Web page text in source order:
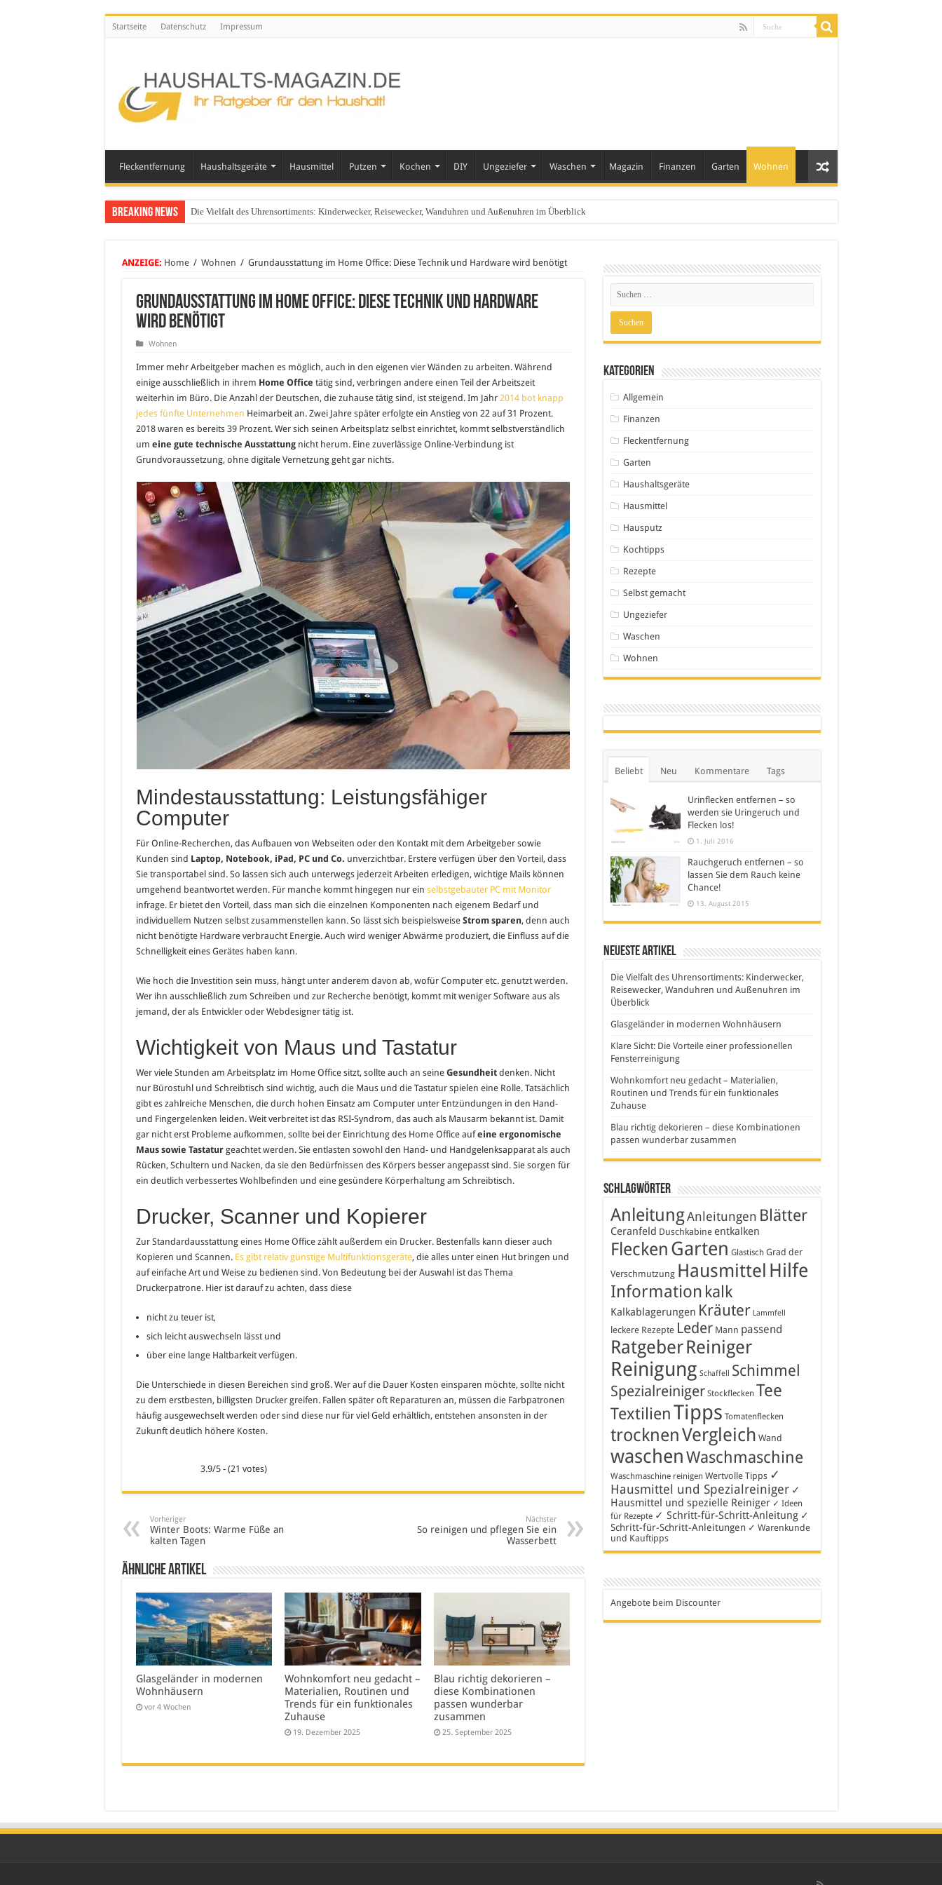
Startseite Datenschutz Impressum
Fleckentfernung Haushaltsgeräte Hausmittel Putzen Kochen DIY Ungeziefer Waschen Magazin Finanzen Garten Wohnen
Breaking News Die Vielfalt des Uhrensortiments: Kinderwecker, Reisewecker, Wanduhren und Außenuhren im Überblick
ANZEIGE: Home / Wohnen / Grundausstattung im Home Office: Diese Technik und Hardware wird benötigt
Grundausstattung im Home Office: Diese Technik und Hardware
wird benötigt
Wohnen
Immer mehr Arbeitgeber machen es möglich, auch in den eigenen vier Wänden zu arbeiten. Während
einige ausschließlich in ihrem Home Office tätig sind, verbringen andere einen Teil der Arbeitszeit
weiterhin im Büro. Die Anzahl der Deutschen, die zuhause tätig sind, ist steigend. Im Jahr 2014 bot knapp
jedes fünfte Unternehmen Heimarbeit an. Zwei Jahre später erfolgte ein Anstieg von 22 auf 31 Prozent.
2018 waren es bereits 39 Prozent. Wer sich seinen Arbeitsplatz selbst einrichtet, kommt selbstverständlich
um eine gute technische Ausstattungnicht herum. Eine zuverlässige Online-Verbindung ist
Grundvoraussetzung, ohne digitale Vernetzung geht gar nichts.
Mindestausstattung: Leistungsfähiger
Computer
Für Online-Recherchen, das Aufbauen von Webseiten oder den Kontakt mit dem Arbeitgeber sowie
Kunden sind Laptop, Notebook, iPad, PC und Co. unverzichtbar. Erstere verfügen über den Vorteil, dass
Sie transportabel sind. So lassen sich auch unterwegs jederzeit Arbeiten erledigen, wichtige Mails können
umgehend beantwortet werden. Für manche kommt hingegen nur ein selbstgebauter PC mit Monitor
infrage. Er bietet den Vorteil, dass man sich die einzelnen Komponenten nach eigenem Bedarf und
individuellem Nutzen selbst zusammenstellen kann. So lässt sich beispielsweise Strom sparen, denn auch
nicht benötigte Hardware verbraucht Energie. Auch wird weniger Abwärme produziert, die Einfluss auf die
Schnelligkeit eines Gerätes haben kann.
Wie hoch die Investition sein muss, hängt unter anderem davon ab, wofür Computer etc. genutzt werden.
Wer ihn ausschließlich zum Schreiben und zur Recherche benötigt, kommt mit weniger Software aus als
jemand, der als Entwickler oder Webdesigner tätig ist.
Wichtigkeit von Maus und Tastatur
Wer viele Stunden am Arbeitsplatz im Home Office sitzt, sollte auch an seine Gesundheitdenken. Nicht
nur Bürostuhl und Schreibtisch sind wichtig, auch die Maus und die Tastatur spielen eine Rolle. Tatsächlich
gibt es zahlreiche Menschen, die durch hohen Einsatz am Computer unter Entzündungen in den Hand-
und Fingergelenken leiden. Weit verbreitet ist das RSI-Syndrom, das auch als Mausarm bekannt ist. Damit
gar nicht erst Probleme aufkommen, sollte bei der Einrichtung des Home Office aufeine ergonomische
Maus sowie Tastaturgeachtet werden. Sie entlasten sowohl den Hand- und Handgelenksapparat als auch
Rücken, Schultern und Nacken, da sie den Bedürfnissen des Körpers besser angepasst sind. Sie sorgen für
ein deutlich verbessertes Wohlbefinden und eine gesündere Körperhaltung am Schreibtisch.
Drucker, Scanner und Kopierer
Zur Standardausstattung eines Home Office zählt außerdem ein Drucker. Bestenfalls kann dieser auch
Kopieren und Scannen. Es gibt relativ günstige Multifunktionsgeräte, die alles unter einen Hut bringen und
auf einfache Art und Weise zu bedienen sind. Von Bedeutung bei der Auswahl ist das Thema
Druckerpatrone. Hier ist darauf zu achten, dass diese
nicht zu teuer ist,
sich leicht auswechseln lässt und
über eine lange Haltbarkeit verfügen.
Die Unterschiede in diesen Bereichen sind groß. Wer auf die Dauer Kosten einsparen möchte, sollte nicht
zu dem erstbesten, billigsten Drucker greifen. Fallen später oft Reparaturen an, müssen die Farbpatronen
häufig ausgewechselt werden oder sind diese nur für viel Geld erhältlich, entstehen ansonsten in der
Zukunft deutlich höhere Kosten.
3.9/5 - (21 votes)
Vorheriger
Winter Boots: Warme Füße an
kalten Tagen
Nächster
So reinigen und pflegen Sie ein
Wasserbett
Ähnliche Artikel
Glasgeländer in modernen
Wohnhäusern
vor 4 Wochen
Wohnkomfort neu gedacht –
Materialien, Routinen und
Trends für ein funktionales
Zuhause
19. Dezember 2025
Blau richtig dekorieren –
diese Kombinationen
passen wunderbar
zusammen
25. September 2025
Kategorien
Allgemein
Finanzen
Fleckentfernung
Garten
Haushaltsgeräte
Hausmittel
Hausputz
Kochtipps
Rezepte
Selbst gemacht
Ungeziefer
Waschen
Wohnen
Beliebt Neu Kommentare Tags
Urinflecken entfernen – so
werden sie Uringeruch und
Flecken los!
1. Juli 2016
Rauchgeruch entfernen – so
lassen Sie dem Rauch keine
Chance!
13. August 2015
Neueste Artikel
Die Vielfalt des Uhrensortiments: Kinderwecker,
Reisewecker, Wanduhren und Außenuhren im
Überblick
Glasgeländer in modernen Wohnhäusern
Klare Sicht: Die Vorteile einer professionellen
Fensterreinigung
Wohnkomfort neu gedacht – Materialien,
Routinen und Trends für ein funktionales
Zuhause
Blau richtig dekorieren – diese Kombinationen
passen wunderbar zusammen
Schlagwörter
AnleitungAnleitungen Blätter
Ceranfeld Duschkabine entkalken
Flecken Garten Glastisch Grad der
Verschmutzung Hausmittel Hilfe
Information kalk
Kalkablagerungen Kräuter Lammfell
leckere Rezepte Leder Mann passend
RatgeberReiniger
Reinigung Schaffell Schimmel
Spezialreiniger Stockflecken Tee
TextilienTipps Tomatenflecken
trocknenVergleich Wand
waschenWaschmaschine
Waschmaschine reinigen Wertvolle Tipps ✓
Hausmittel und Spezialreiniger ✓
Hausmittel und spezielle Reiniger ✓ Ideen
für Rezepte ✓ Schritt-für-Schritt-Anleitung ✓
Schritt-für-Schritt-Anleitungen ✓ Warenkunde
und Kauftipps
Angebote beim Discounter